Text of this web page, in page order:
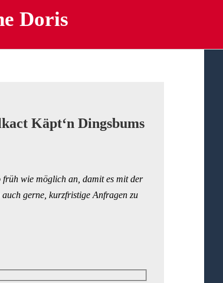
Doris
Käpt‘n Dingsbums
früh wie möglich an, damit es mit der
gerne, kurzfristige Anfragen zu